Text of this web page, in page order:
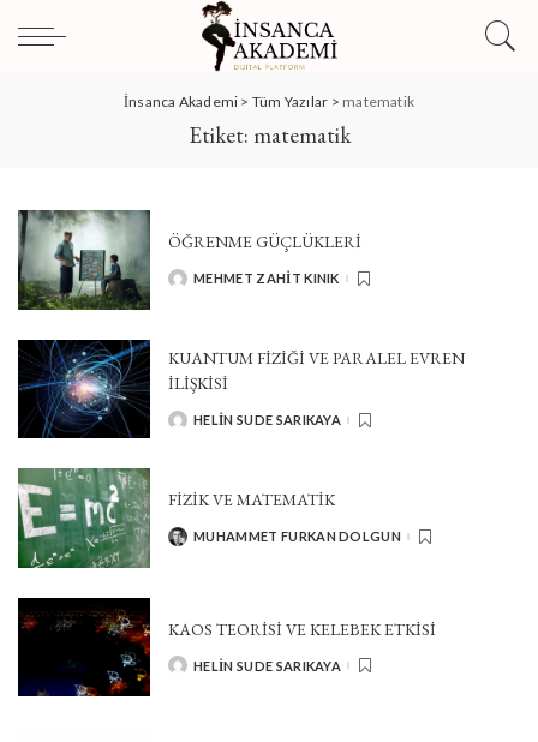
İnsanca Akademi > Tüm Yazılar > matematik
Etiket: matematik
ÖĞRENME GÜÇLÜKLERI
POSTED
MEHMET ZAHIT KINIK
KUANTUM FİZİĞİ VE PARALEL EVREN
İLİŞKİSİ
POSTED
HELIN SUDE SARIKAYA
FİZİK VE MATEMATİK
POSTED
MUHAMMET FURKAN DOLGUN
KAOS TEORİSİ VE KELEBEK ETKİSİ
POSTED
HELIN SUDE SARIKAYA